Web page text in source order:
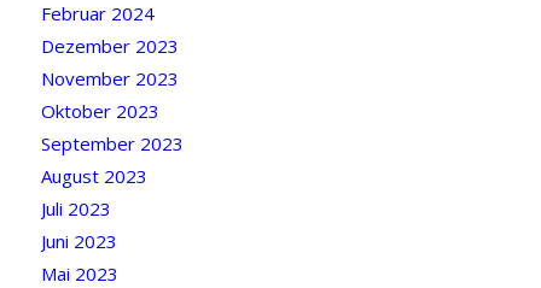
Februar 2024
Dezember 2023
November 2023
Oktober 2023
September 2023
August 2023
Juli 2023
Juni 2023
Mai 2023